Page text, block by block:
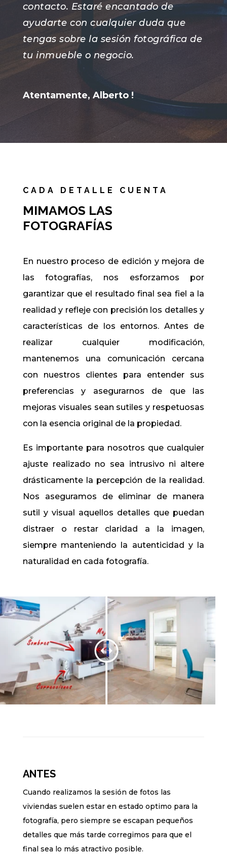
contacto. Estaré encantado de
ayudarte con cualquier duda que
tengas sobre la sesión fotográfica de
tu inmueble o negocio.
Atentamente, Alberto !
CADA DETALLE CUENTA
MIMAMOS LAS
FOTOGRAFÍAS
En nuestro proceso de edición y mejora de
las fotografías, nos esforzamos por
garantizar que el resultado final sea fiel a la
realidad y refleje con precisión los detalles y
características de los entornos. Antes de
realizar cualquier modificación,
mantenemos una comunicación cercana
con nuestros clientes para entender sus
preferencias y asegurarnos de que las
mejoras visuales sean sutiles y respetuosas
con la esencia original de la propiedad.
Es importante para nosotros que cualquier
ajuste realizado no sea intrusivo ni altere
drásticamente la percepción de la realidad.
Nos aseguramos de eliminar de manera
sutil y visual aquellos detalles que puedan
distraer o restar claridad a la imagen,
siempre manteniendo la autenticidad y la
naturalidad en cada fotografía.
ANTES
Cuando realizamos la sesión de fotos las
viviendas suelen estar en estado optimo para la
fotografía, pero siempre se escapan pequeños
detalles que más tarde corregimos para que el
final sea lo más atractivo posible.